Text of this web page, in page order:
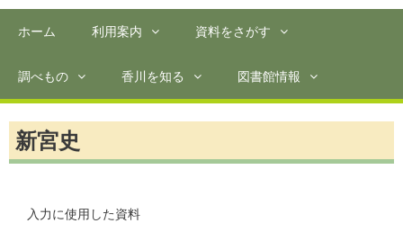
ホーム 利用案内 資料をさがす
調べもの 香川を知る 図書館情報
新宮史
入力に使用した資料